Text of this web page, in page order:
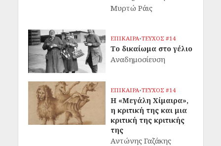
Μυρτώ Ράις
ΕΠΙΚΑΙΡΑ•ΤΕΥΧΟΣ #14
Το δικαίωμα στο γέλιο
Αναδημοσίευση
ΕΠΙΚΑΙΡΑ•ΤΕΥΧΟΣ #14
Η «Μεγάλη Χίμαιρα»,
η κριτική της και μια
κριτική της κριτικής
της
Αντώνης Γαζάκης